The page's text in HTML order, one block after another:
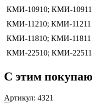
КМИ-10910; КМИ-10911
КМИ-11210; КМИ-11211
КМИ-11810; КМИ-11811
КМИ-22510; КМИ-22511
С этим
Артикул: 4321